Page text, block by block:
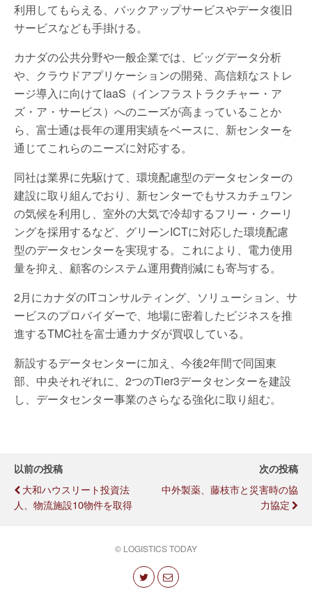
利用してもらえる、バックアップサービスやデータ復旧
サービスなども手掛ける。
カナダの公共分野や一般企業では、ビッグデータ分析
や、クラウドアプリケーションの開発、高信頼なストレ
ージ導入に向けてIaaS（インフラストラクチャー・ア
ズ・ア・サービス）へのニーズが高まっていることか
ら、富士通は長年の運用実績をベースに、新センターを
通じてこれらのニーズに対応する。
同社は業界に先駆けて、環境配慮型のデータセンターの
建設に取り組んでおり、新センターでもサスカチュワン
の気候を利用し、室外の大気で冷却するフリー・クーリ
ングを採用するなど、グリーンICTに対応した環境配慮
型のデータセンターを実現する。これにより、電力使用
量を抑え、顧客のシステム運用費削減にも寄与する。
2月にカナダのITコンサルティング、ソリューション、サ
ービスのプロバイダーで、地場に密着したビジネスを推
進するTMC社を富士通カナダが買収している。
新設するデータセンターに加え、今後2年間で同国東
部、中央それぞれに、2つのTier3データセンターを建設
し、データセンター事業のさらなる強化に取り組む。
以前の投稿
大和ハウスリート投資法
人、物流施設10物件を取得
次の投稿
中外製薬、藤枝市と災害時の協
力協定
© LOGISTICS TODAY